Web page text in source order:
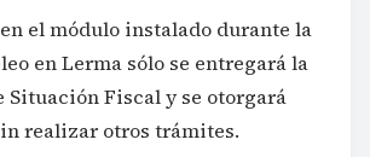
el módulo instalado durante la
en Lerma sólo se entregará la
Situación Fiscal y se otorgará
realizar otros trámites.